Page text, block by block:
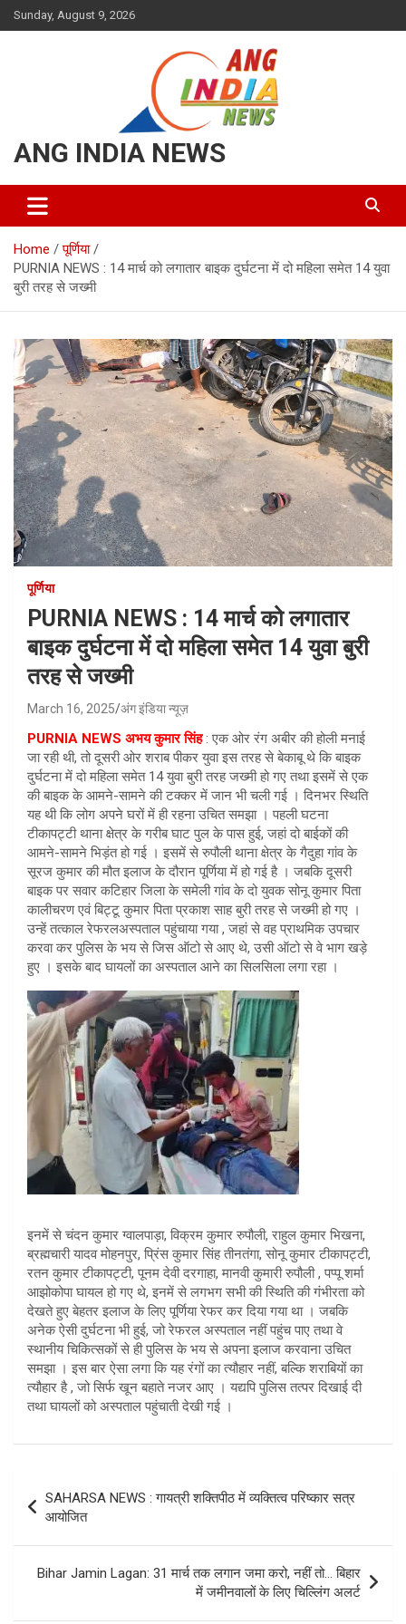
Skip
to
Sunday, August 9, 2026
ANG INDIA NEWS
Home
पूर्णिया
PURNIA NEWS : 14 मार्च को लगातार बाइक दुर्घटना में दो महिला समेत 14 युवा
बुरी तरह से जख्मी
पूर्णिया
PURNIA NEWS : 14 मार्च को लगातार
बाइक दुर्घटना में दो महिला समेत 14 युवा बुरी
तरह से जख्मी
March 16, 2025 अंग इंडिया न्यूज़
PURNIA NEWS अभय कुमार सिंह : एक ओर रंग अबीर की होली मनाई
जा रही थी, तो दूसरी ओर शराब पीकर युवा इस तरह से बेकाबू थे कि बाइक
दुर्घटना में दो महिला समेत 14 युवा बुरी तरह जख्मी हो गए तथा इसमें से एक
की बाइक के आमने-सामने की टक्कर में जान भी चली गई । दिनभर स्थिति
यह थी कि लोग अपने घरों में ही रहना उचित समझा । पहली घटना
टीकापट्टी थाना क्षेत्र के गरीब घाट पुल के पास हुई, जहां दो बाईकों की
आमने-सामने भिड़ंत हो गई । इसमें से रुपौली थाना क्षेत्र के गैदुहा गांव के
सूरज कुमार की मौत इलाज के दौरान पूर्णिया में हो गई है । जबकि दूसरी
बाइक पर सवार कटिहार जिला के समेली गांव के दो युवक सोनू कुमार पिता
कालीचरण एवं बिट्टू कुमार पिता प्रकाश साह बुरी तरह से जख्मी हो गए ।
उन्हें तत्काल रेफरलअस्पताल पहुंचाया गया , जहां से वह प्राथमिक उपचार
करवा कर पुलिस के भय से जिस ऑटो से आए थे, उसी ऑटो से वे भाग खड़े
हुए । इसके बाद घायलों का अस्पताल आने का सिलसिला लगा रहा ।
इनमें से चंदन कुमार ग्वालपाड़ा, विक्रम कुमार रुपौली, राहुल कुमार भिखना,
ब्रह्मचारी यादव मोहनपुर, प्रिंस कुमार सिंह तीनतंगा, सोनू कुमार टीकापट्टी,
रतन कुमार टीकापट्टी, पूनम देवी दरगाहा, मानवी कुमारी रुपौली , पप्पू शर्मा
आझोकोपा घायल हो गए थे, इनमें से लगभग सभी की स्थिति की गंभीरता को
देखते हुए बेहतर इलाज के लिए पूर्णिया रेफर कर दिया गया था । जबकि
अनेक ऐसी दुर्घटना भी हुई, जो रेफरल अस्पताल नहीं पहुंच पाए तथा वे
स्थानीय चिकित्सकों से ही पुलिस के भय से अपना इलाज करवाना उचित
समझा । इस बार ऐसा लगा कि यह रंगों का त्यौहार नहीं, बल्कि शराबियों का
त्यौहार है , जो सिर्फ खून बहाते नजर आए । यद्यपि पुलिस तत्पर दिखाई दी
तथा घायलों को अस्पताल पहुंचाती देखी गई ।
navigation
SAHARSA NEWS : गायत्री शक्तिपीठ में व्यक्तित्व परिष्कार सत्र
आयोजित
Bihar Jamin Lagan: 31 मार्च तक लगान जमा करो, नहीं तो… बिहार
में जमीनवालों के लिए चिल्लिंग अलर्ट